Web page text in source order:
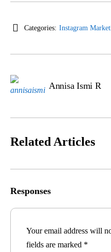
Categories: Instagram
Annisa Ismi R
Related Articles
Responses
Your email address will
fields are marked *